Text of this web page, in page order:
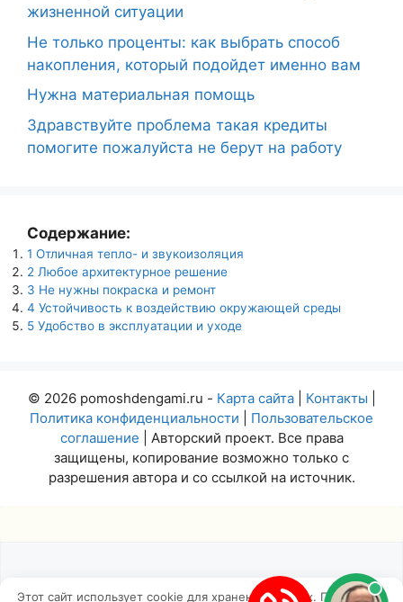
жизненной ситуации
Не только проценты: как выбрать способ
накопления, который подойдет именно вам
Нужна материальная помощь
Здравствуйте проблема такая кредиты
помогите пожалуйста не берут на работу
Содержание:
1 Отличная тепло- и звукоизоляция
2 Любое архитектурное решение
3 Не нужны покраска и ремонт
4 Устойчивость к воздействию окружающей среды
5 Удобство в эксплуатации и уходе
© 2026 pomoshdengami.ru - Карта сайта| Контакты
Политика конфиденциальности
Пользовательское
соглашение | Авторский проект. Все права
защищены, копирование возможно только с
разрешения автора и со ссылкой на источник.
Этот сайт использует cookie для хранения данных. Продолжая